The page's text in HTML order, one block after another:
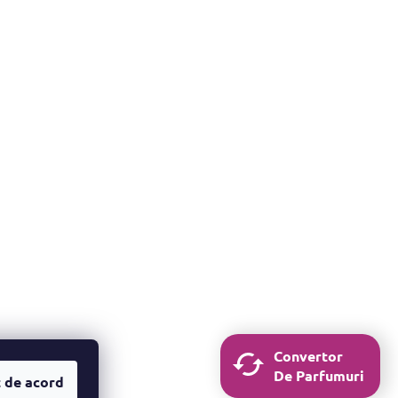
de acord
Convertor
De Parfumuri